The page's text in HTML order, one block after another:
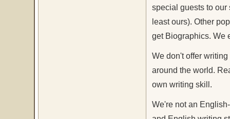
special guests to our
least ours). Other
get Biographics. We
We don't offer
around the world.
own writing skill.
We're not an